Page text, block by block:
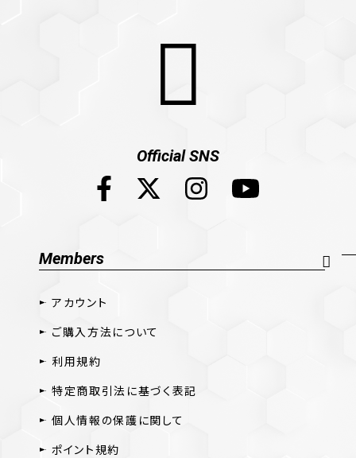
Official SNS
Members
アカウント
ご購入方法について
利用規約
特定商取引法に基づく表記
個人情報の保護に関して
ポイント規約